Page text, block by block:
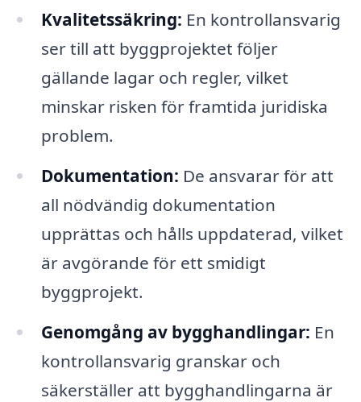
Kvalitetssäkring: En kontrollansvarig
ser till att byggprojektet följer
gällande lagar och regler, vilket
minskar risken för framtida juridiska
problem.
Dokumentation: De ansvarar för att
all nödvändig dokumentation
upprättas och hålls uppdaterad, vilket
är avgörande för ett smidigt
byggprojekt.
Genomgång av bygghandlingar: En
kontrollansvarig granskar och
säkerställer att bygghandlingarna är